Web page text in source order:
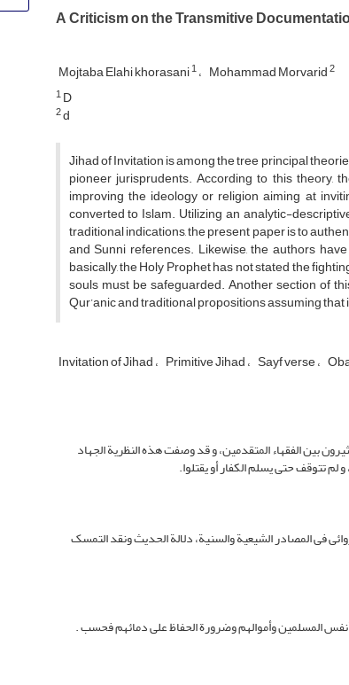
A Criticism on the Transmitive
Mojtaba Elahi khorasani1 Mohammad Morvarid2
1D
2d
Jihad of Invitation is among the tree principal
pioneer jurisprudents. According to this theory,
improving the ideology or religion aiming at
converted to Islam. Utilizing an analytic-
traditional indications, the present paper is to
and Sunni references. Likewise, the authors
basically, the Holy Prophet has not stated the
souls must be safeguarded. Another section of
Qur’anic and traditional propositions assuming
Invitation of Jihad Primitive Jihad Sayf verse
بین الفقهاء المتقدمین، و قد وصفت هذه النظریة الجهاد
لم تتوقف حتی یسلم الکفار أو یقتلوا.
فی المصادر الشیعیة والسنیة، دلالة الحدیث ونقد التمسک
المسلمین وأموالهم وضرورة الحفاظ علی دمائهم فحسب .